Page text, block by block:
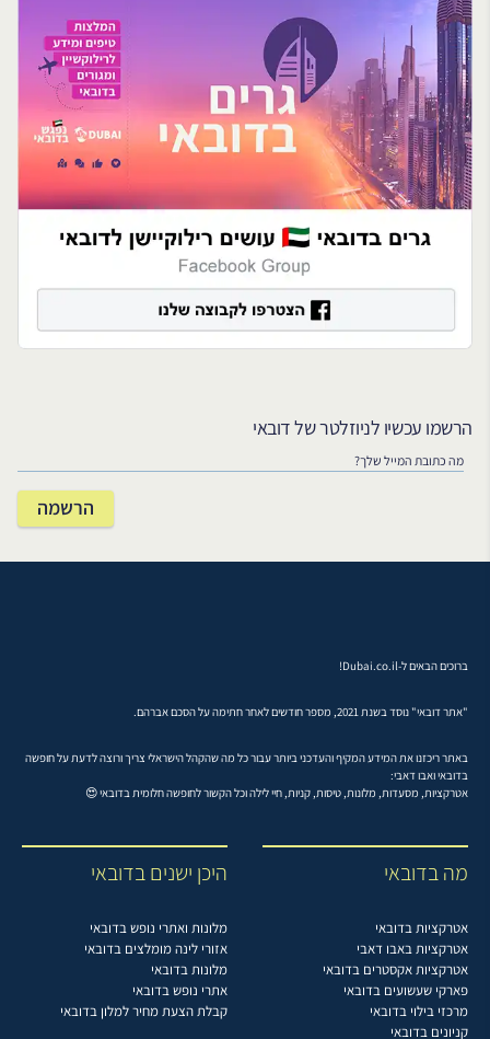
הרשמו עכשיו לניוזלטר של דובאי
ברוכים הבאים ל-Dubai.co.il!
"אתר דובאי" נוסד בשנת 2021, מספר חודשים לאחר חתימה על הסכם אברהם.
באתר ריכזנו את המידע המקיף והעדכני ביותר עבור כל מה שהקהל הישראלי צריך ורוצה לדעת על חופשה
בדובאי ואבו דאבי:
אטרקציות, מסעדות, מלונות, טיסות, קניות, חיי לילה וכל הקשור לחופשה חלומית בדובאי 😍
מה בדובאי
אטרקציות בדובאי
אטרקציות באבו דאבי
אטרקציות אקסטרים בדובאי
פארקי שעשועים בדובאי
מרכזי בילוי בדובאי
קניונים בדובאי
היכן ישנים בדובאי
מלונות ואתרי נופש בדובאי
אזורי לינה מומלצים בדובאי
מלונות בדובאי
אתרי נופש בדובאי
קבלת הצעת מחיר למלון בדובאי